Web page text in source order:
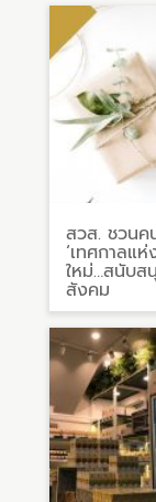
สวส. ชวนค
‘เทศกาลแ
ใหม่…สนับ
สังคม